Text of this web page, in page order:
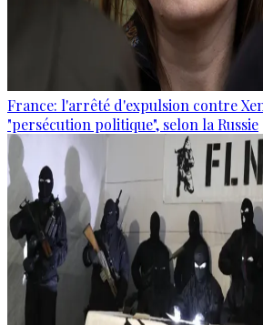
France: l'arrêté d'expulsion contre
"persécution politique", selon la Russie